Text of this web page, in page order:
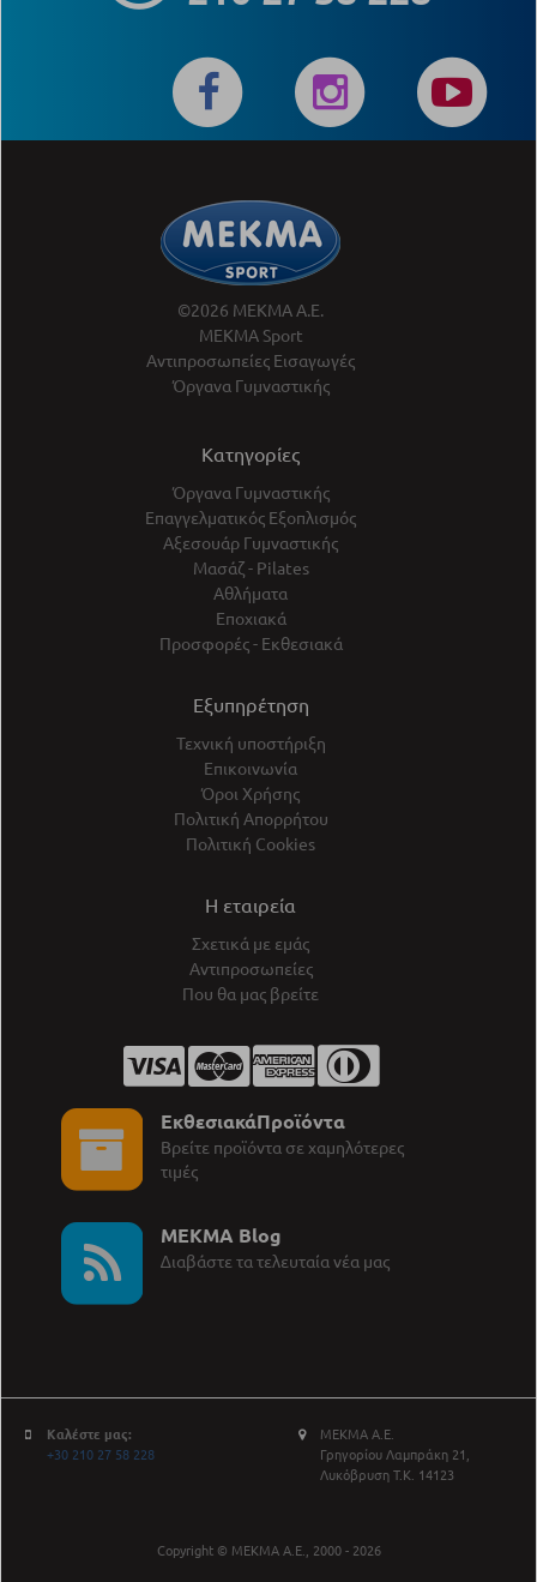
©2026 ΜΕΚΜΑ Α.Ε.
ΜΕΚΜΑ Sport
Αντιπροσωπείες Εισαγωγές
Όργανα Γυμναστικής
Κατηγορίες
Όργανα Γυμναστικής
Επαγγελματικός Εξοπλισμός
Αξεσουάρ Γυμναστικής
Μασάζ - Pilates
Αθλήματα
Εποχιακά
Προσφορές - Εκθεσιακά
Εξυπηρέτηση
Τεχνική υποστήριξη
Επικοινωνία
Όροι Χρήσης
Πολιτική Απορρήτου
Πολιτική Cookies
Η εταιρεία
Σχετικά με εμάς
Αντιπροσωπείες
Που θα μας βρείτε
ΕκθεσιακάΠροϊόντα
Βρείτε προϊόντα σε χαμηλότερες
τιμές
MEKMA Blog
∆ιαβάστε τα τελευταία νέα μας
Καλέστε μας:
+30 210 27 58 228
ΜΕΚΜΑ Α.Ε.
Γρηγορίου Λαμπράκη 21,
Λυκόβρυση Τ.Κ. 14123
Copyright © ΜΕΚΜΑ Α.Ε., 2000 - 2026